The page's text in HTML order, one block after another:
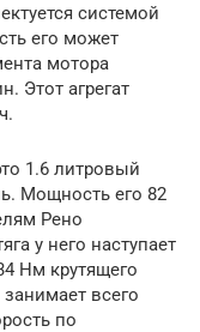
системой
его может
мотора
Этот агрегат
1.6 литровый
Мощность его 82
Рено
у него наступает
Нм крутящего
всего
по